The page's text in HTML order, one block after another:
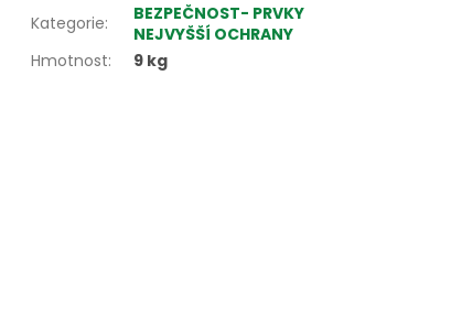
Kategorie:
BEZPEČNOST- PRVKY
NEJVYŠŠÍ OCHRANY
Hmotnost: 9 kg